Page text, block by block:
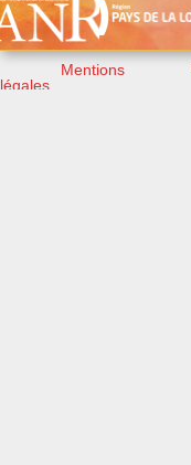
Mentions
légales